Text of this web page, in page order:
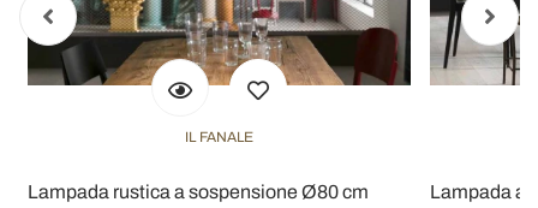
IL FANALE
Lampada rustica a sospensione Ø80 cm
Lampada a